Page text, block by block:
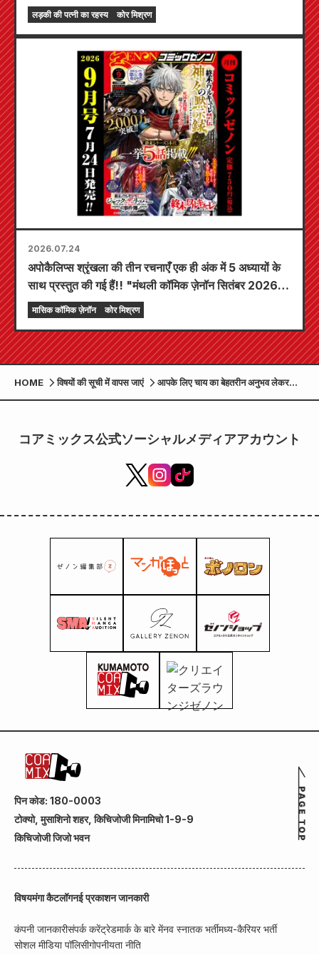
लिए प्री-ऑर्डर अब शुरू हो गए हैं! "द सीक्रेट ऑफ द गैल ब्राइड"
का नवीनतम खंड 6 20 अक्टूबर को रिलीज़ होने वाला है!
लड़की की पत्नी का रहस्य कोर मिश्रण
2026.07.24
अपोकैलिप्स श्रृंखला की तीन रचनाएँ एक ही अंक में 5 अध्यायों के
साथ प्रस्तुत की गई हैं!! "मंथली कॉमिक ज़ेनॉन सितंबर 2026
अंक" 24 जुलाई से बिक्री के लिए उपलब्ध होगा!!
मासिक कॉमिक ज़ेनॉन कोर मिश्रण
HOME विषयों की सूची में वापस जाएं
आपके लिए चाय का बेहतरीन अनुभव लेकर
आया हूं: लोकप्रिय चाय मंगा "कैट एंड
コアミックス公式ソーシャルメディアアカウント
पिन कोड: 180-0003
टोक्यो, मुसाशिनो शहर, किचिजोजी मिनामिचो 1-9-9
किचिजोजी जिजो भवन
विषयमंगा कैटलॉगनई प्रकाशन जानकारी
कंपनी जानकारीसंपर्क करेंट्रेडमार्क के बारे मेंनव स्नातक भर्तीमध्य-कैरियर भर्ती
सोशल मीडिया पॉलिसीगोपनीयता नीति